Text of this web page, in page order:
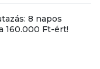
8 napos
160.000 Ft-ért!